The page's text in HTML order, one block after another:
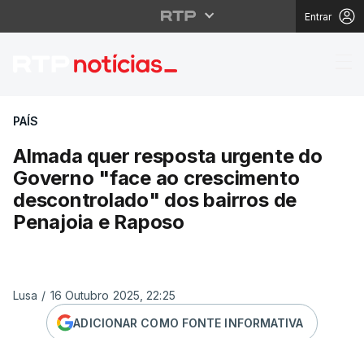
Entrar
Almada quer
PAÍS
Almada quer resposta urgente do
Governo "face ao crescimento
descontrolado" dos bairros de
Penajoia e Raposo
Lusa / 16 Outubro 2025, 22:25
ADICIONAR COMO FONTE INFORMATIVA